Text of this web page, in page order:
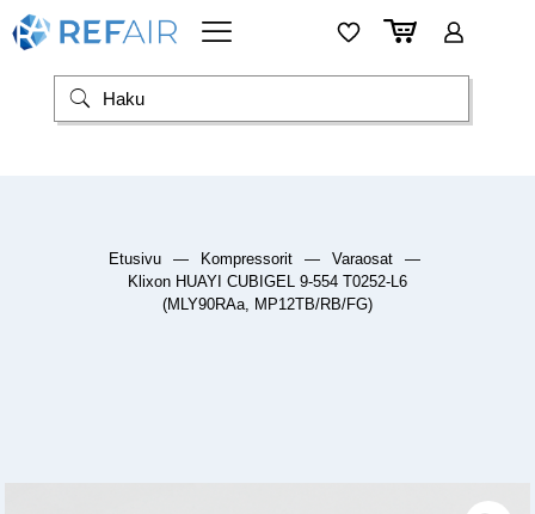
Etusivu — Kompressorit — Varaosat
—
Klixon HUAYI CUBIGEL 9-554 T0252-L6
(MLY90RAa, MP12TB/RB/FG)